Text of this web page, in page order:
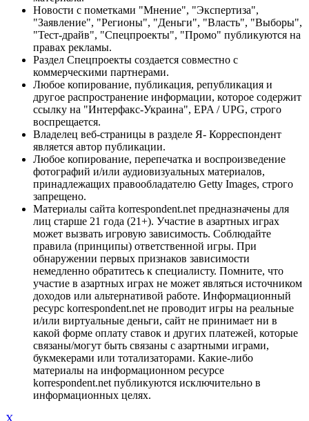
Новости с пометками "Мнение", "Экспертиза",
"Заявление", "Регионы", "Деньги", "Власть", "Выборы",
"Тест-драйв", "Спецпроекты", "Промо" публикуются на
правах рекламы.
Раздел Спецпроекты создается совместно с
коммерческими партнерами.
Любое копирование, публикация, републикация и
другое распространение информации, которое содержит
ссылку на "Интерфакс-Украина", EPA / UPG, строго
воспрещается.
Владелец веб-страницы в разделе Я- Корреспондент
является автор публикации.
Любое копирование, перепечатка и воспроизведение
фотографий и/или аудиовизуальных материалов,
принадлежащих правообладателю Getty Images, строго
запрещено.
Материалы сайта korrespondent.net предназначены для
лиц старше 21 года (21+). Участие в азартных играх
может вызвать игровую зависимость. Соблюдайте
правила (принципы) ответственной игры. При
обнаружении первых признаков зависимости
немедленно обратитесь к специалисту. Помните, что
участие в азартных играх не может являться источником
доходов или альтернативой работе. Информационный
ресурс korrespondent.net не проводит игры на реальные
и/или виртуальные деньги, сайт не принимает ни в
какой форме оплату ставок и других платежей, которые
связаны/могут быть связаны с азартными играми,
букмекерами или тотализаторами. Какие-либо
материалы на информационном ресурсе
korrespondent.net публикуются исключительно в
информационных целях.
X